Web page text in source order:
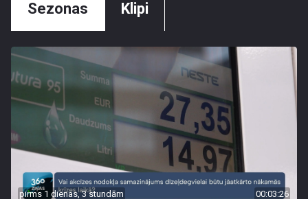
Sezonas Klipi
pirms 1 dienas, 3 stundām 00:03:26